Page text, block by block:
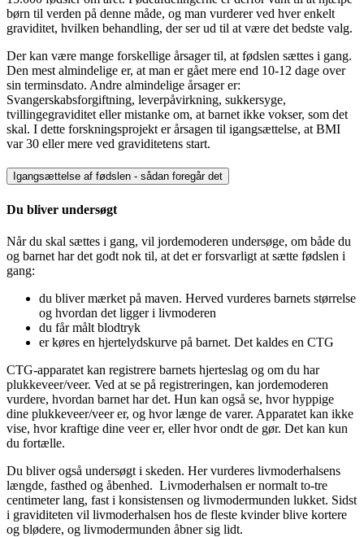
børn til verden på denne måde, og man vurderer ved hver enkelt
graviditet, hvilken behandling, der ser ud til at være det bedste valg.
Der kan være mange forskellige årsager til, at fødslen sættes i gang.
Den mest almindelige er, at man er gået mere end 10-12 dage over
sin terminsdato. Andre almindelige årsager er:
Svangerskabsforgiftning, leverpåvirkning, sukkersyge,
tvillingegraviditet eller mistanke om, at barnet ikke vokser, som det
skal. I dette forskningsprojekt er årsagen til igangsættelse, at BMI
var 30 eller mere ved graviditetens start.
Igangsættelse af fødslen - sådan foregår det
Du bliver undersøgt
Når du skal sættes i gang, vil jordemoderen undersøge, om både du
og barnet har det godt nok til, at det er forsvarligt at sætte fødslen i
gang:
du bliver mærket på maven. Herved vurderes barnets størrelse
og hvordan det ligger i livmoderen
du får målt blodtryk
er køres en hjertelydskurve på barnet. Det kaldes en CTG
CTG-apparatet kan registrere barnets hjerteslag og om du har
plukkeveer/veer. Ved at se på registreringen, kan jordemoderen
vurdere, hvordan barnet har det. Hun kan også se, hvor hyppige
dine plukkeveer/veer er, og hvor længe de varer. Apparatet kan ikke
vise, hvor kraftige dine veer er, eller hvor ondt de gør. Det kan kun
du fortælle.
Du bliver også undersøgt i skeden. Her vurderes livmoderhalsens
længde, fasthed og åbenhed. Livmoderhalsen er normalt to-tre
centimeter lang, fast i konsistensen og livmodermunden lukket. Sidst
i graviditeten vil livmoderhalsen hos de fleste kvinder blive kortere
og blødere, og livmodermunden åbner sig lidt.